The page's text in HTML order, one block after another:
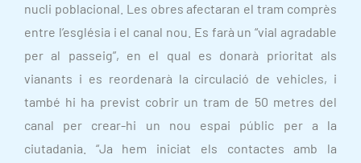
nucli poblacional. Les obres afectaran el tram comprès
entre l’església i el canal nou. Es farà un “vial agradable
per al passeig”, en el qual es donarà prioritat als
vianants i es reordenarà la circulació de vehicles, i
també hi ha previst cobrir un tram de 50 metres del
canal per crear-hi un nou espai públic per a la
ciutadania. “Ja hem iniciat els contactes amb la